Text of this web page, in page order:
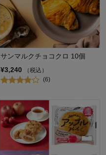
サンマルクチョコクロ 10個
¥3,240
（税込）
(6)